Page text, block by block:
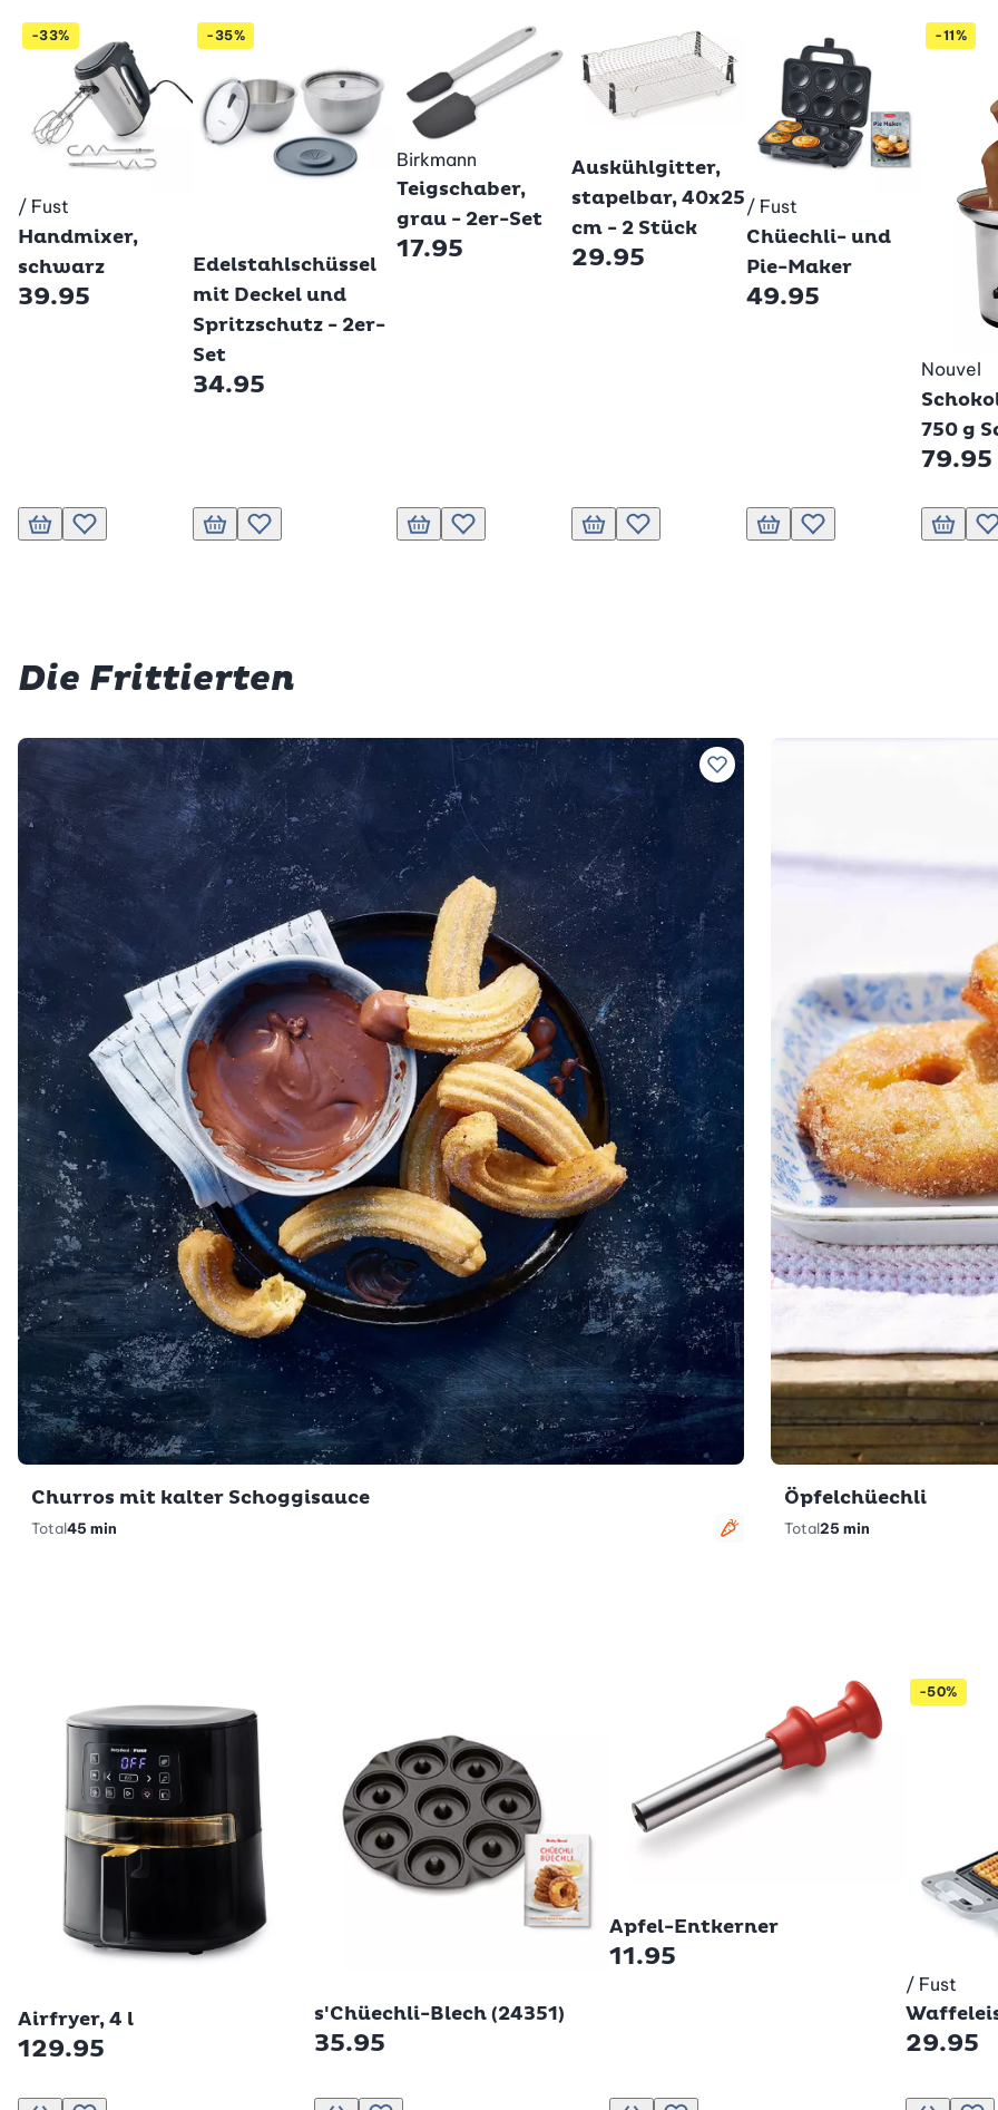
-33%
Betty Bossi
/ Fust
Handmixer,
schwarz
39.95
In den Warenkorb
Zur Wunschliste hinzufügen
-35%
Edelstahlschüssel
mit Deckel und
Spritzschutz - 2er-
Set
34.95
In den Warenkorb
Zur Wunschliste hinzufügen
Birkmann
Teigschaber,
grau - 2er-Set
17.95
In den Warenkorb
Zur Wunschliste hinzufügen
Auskühlgitter,
stapelbar, 40x25
cm - 2 Stück
29.95
In den Warenkorb
Zur Wunschliste hinzufügen
Betty Bossi
/ Fust
Chüechli- und
Pie-Maker
49.95
In den Warenkorb
Zur Wunschliste hinzufügen
-11%
Nouvel
750 g
79.95
In den
Die Frittierten
Zu Lieblingsrezepten hinzufügen
Churros mit kalter Schoggisauce
Total45 min
Öpfelchüechli
Total25 min
Airfryer, 4 l
129.95
s'Chüechli-Blech (24351)
35.95
Apfel-Entkerner
11.95
-50%
Betty
/ Fust
29.95